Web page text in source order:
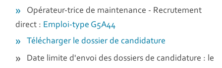
Opérateur-trice de maintenance - Recrutement
direct : Emploi-type G5A44
Télécharger le dossier de candidature
Date limite d'envoi des dossiers de candidature : le